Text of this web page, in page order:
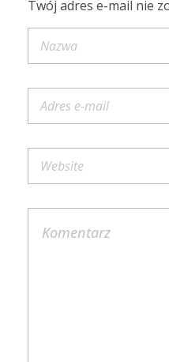
Twój adres e-mail nie